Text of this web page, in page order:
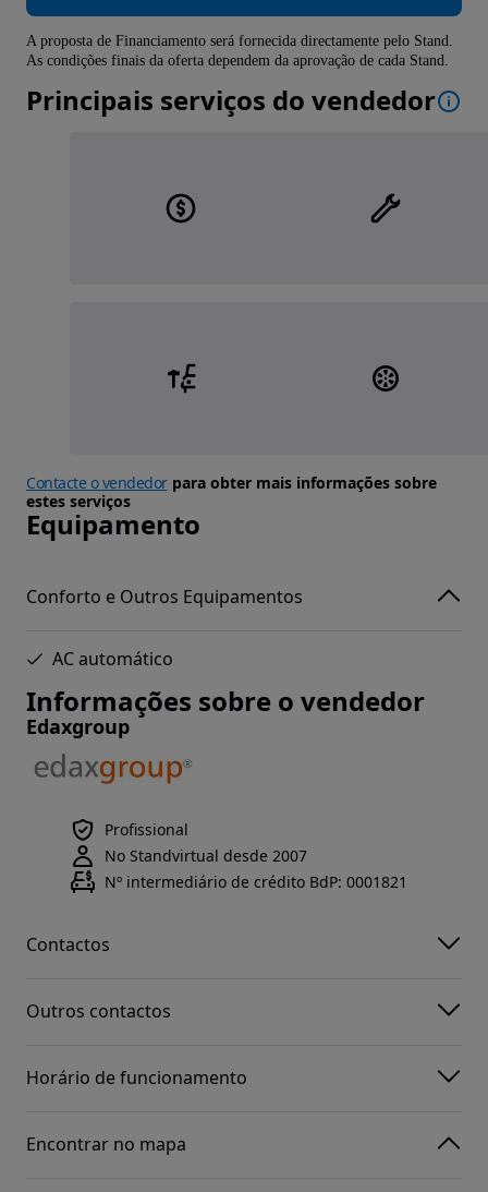
A proposta de Financiamento será fornecida directamente pelo Stand.
As condições finais da oferta dependem da aprovação de cada Stand.
Principais serviços do vendedor
Contacte o vendedorpara obter mais informações sobre
estes serviços
Equipamento
Conforto e Outros Equipamentos
AC automático
Informações sobre o vendedor
Edaxgroup
Profissional
No Standvirtual desde 2007
Nº intermediário de crédito BdP: 0001821
Contactos
Outros contactos
Horário de funcionamento
Encontrar no mapa